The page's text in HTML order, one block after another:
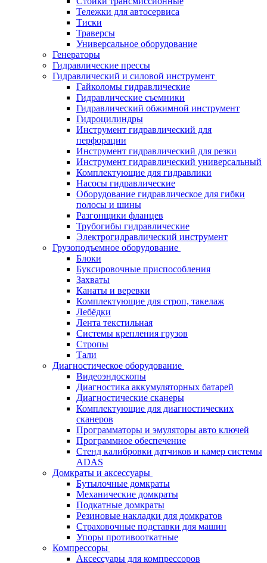
Тележки для автосервиса
Тиски
Траверсы
Универсальное оборудование
Генераторы
Гидравлические прессы
Гидравлический и силовой инструмент
Гайколомы гидравлические
Гидравлические съемники
Гидравлический обжимной инструмент
Гидроцилиндры
Инструмент гидравлический для
перфорации
Инструмент гидравлический для резки
Инструмент гидравлический универсальный
Комплектующие для гидравлики
Насосы гидравлические
Оборудование гидравлическое для гибки
полосы и шины
Разгонщики фланцев
Трубогибы гидравлические
Электрогидравлический инструмент
Грузоподъемное оборудование
Блоки
Буксировочные приспособления
Захваты
Канаты и веревки
Комплектующие для строп, такелаж
Лебёдки
Лента текстильная
Системы крепления грузов
Стропы
Тали
Диагностическое оборудование
Видеоэндоскопы
Диагностика аккумуляторных батарей
Диагностические сканеры
Комплектующие для диагностических
сканеров
Программаторы и эмуляторы авто ключей
Программное обеспечение
Стенд калибровки датчиков и камер системы
ADAS
Домкраты и аксессуары
Бутылочные домкраты
Механические домкраты
Подкатные домкраты
Резиновые накладки для домкратов
Страховочные подставки для машин
Упоры противооткатные
Компрессоры
Аксессуары для компрессоров